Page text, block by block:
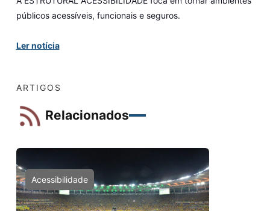
públicos acessíveis, funcionais e seguros.
Ler notícia
ARTIGOS
Relacionados
Acessibilidade